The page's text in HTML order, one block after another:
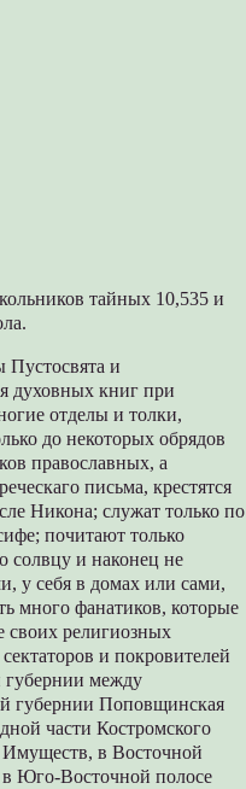
тайных 10,535 и
и
духовных книг при
отделы и толки,
до некоторых обрядов
православных, а
письма, крестятся
Никона; служат только по
почитают только
солвцу и наконец не
у себя в домах или сами,
много фанатиков, которые
своих религиозных
и покровителей
губернии между
губернии Поповщинская
части Костромского
Имуществ, в Восточной
в Юго-Восточной полосе